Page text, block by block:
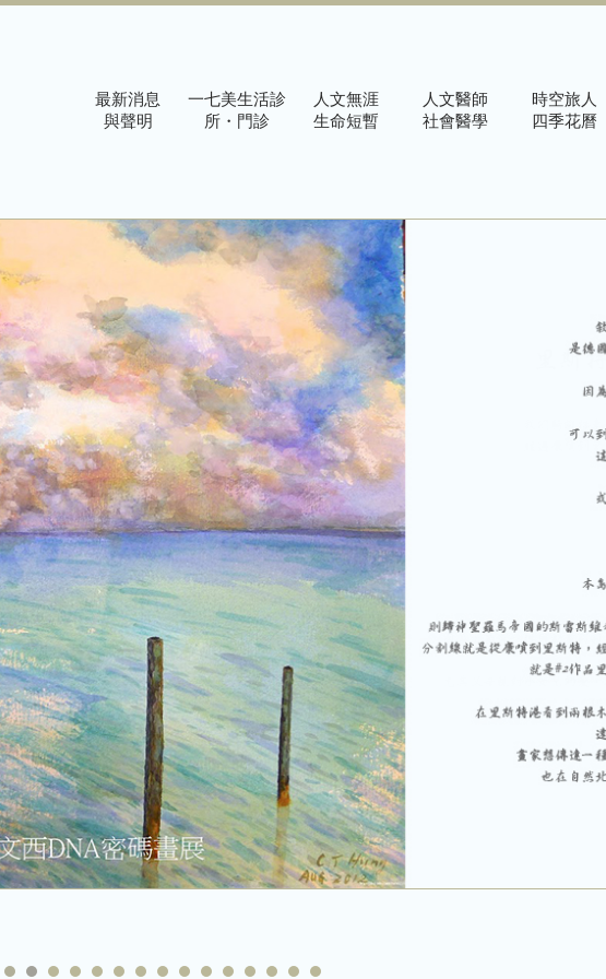
最新消息
與聲明
一七美生活診
所・門診
人文無涯
生命短暫
人文醫師
社會醫學
時空旅人
四季花曆